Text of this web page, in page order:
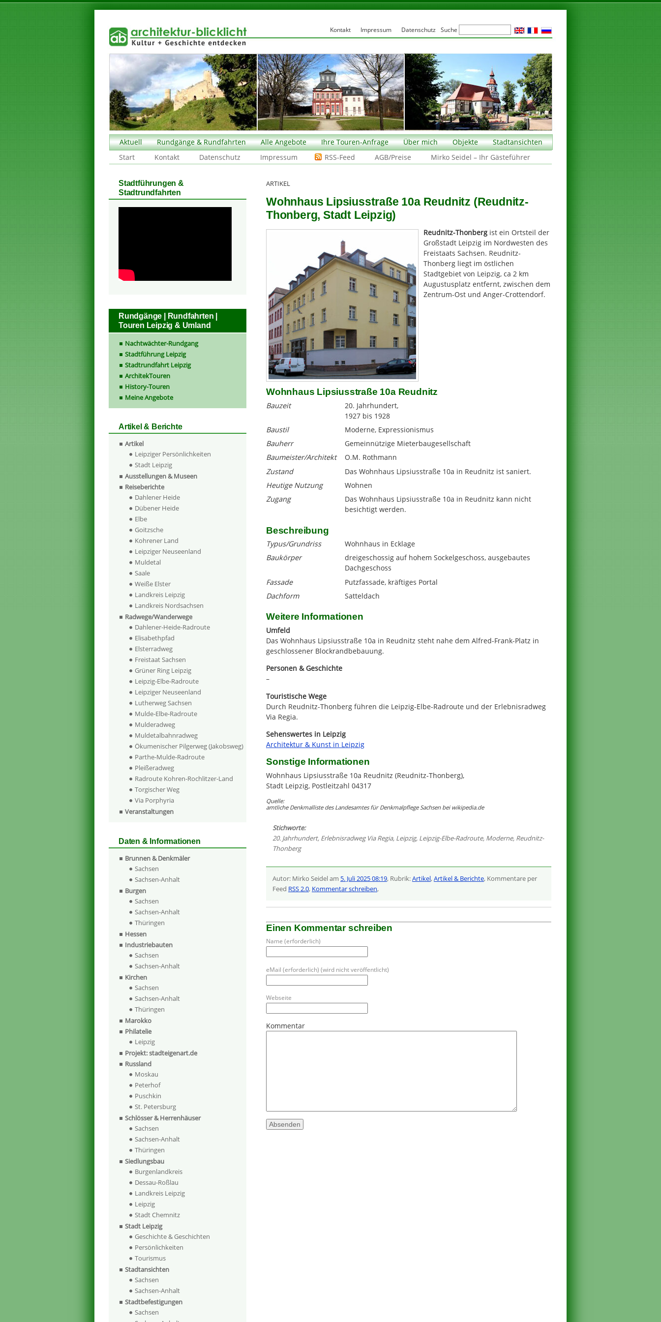
Aktuell Rundgänge & Rundfahrten Alle Angebote Ihre Touren-Anfrage Über mich Objekte
Stadtansichten
Start
Kontakt Datenschutz Impressum RSS-Feed AGB/Preise Mirko Seidel – Ihr Gästeführer
ARTIKEL
Wohnhaus Lipsiusstraße 10a Reudnitz (Reudnitz-
Thonberg, Stadt Leipzig)
Reudnitz-Thonberg ist ein Ortsteil der
Großstadt Leipzig im Nordwesten des
Freistaats Sachsen. Reudnitz-
Thonberg liegt im östlichen
Stadtgebiet von Leipzig, ca 2 km
Augustusplatz entfernt, zwischen dem
Zentrum-Ost und Anger-Crottendorf.
Wohnhaus Lipsiusstraße 10a Reudnitz
Bauzeit
20. Jahrhundert,
1927 bis 1928
Baustil
Moderne, Expressionismus
Bauherr
Gemeinnützige Mieterbaugesellschaft
Baumeister/Architekt
O.M. Rothmann
Zustand
Das Wohnhaus Lipsiusstraße 10a in Reudnitz ist saniert.
Heutige Nutzung
Wohnen
Zugang
Das Wohnhaus Lipsiusstraße 10a in Reudnitz kann nicht
besichtigt werden.
Beschreibung
Typus/Grundriss
Wohnhaus in Ecklage
Baukörper
dreigeschossig auf hohem Sockelgeschoss, ausgebautes
Dachgeschoss
Fassade
Putzfassade, kräftiges Portal
Dachform
Satteldach
Weitere Informationen
Umfeld
Das Wohnhaus Lipsiusstraße 10a in Reudnitz steht nahe dem Alfred-Frank-Platz in
geschlossener Blockrandbebauung.
Personen & Geschichte
–
Touristische Wege
Durch Reudnitz-Thonberg führen die Leipzig-Elbe-Radroute und der Erlebnisradweg
Via Regia.
Sehenswertes in Leipzig
Architektur & Kunst in Leipzig
Sonstige Informationen
Wohnhaus Lipsiusstraße 10a Reudnitz (Reudnitz-Thonberg),
Stadt Leipzig, Postleitzahl 04317
Quelle:
amtliche Denkmalliste des Landesamtes für Denkmalpflege Sachsen bei wikipedia.de
Stichworte:
20. Jahrhundert, Erlebnisradweg Via Regia, Leipzig, Leipzig-Elbe-Radroute, Moderne, Reudnitz-
Thonberg
Autor: Mirko Seidel am 5. Juli 2025 08:19, Rubrik:Artikel,Artikel & Berichte, Kommentare per
Feed RSS 2.0, Kommentar schreiben,
Einen Kommentar schreiben
Name (erforderlich)
eMail (erforderlich) (wird nicht veröffentlicht)
Webseite
Kommentar
Stadtführungen &
Stadtrundfahrten
Rundgänge | Rundfahrten |
Touren Leipzig & Umland
Nachtwächter-Rundgang
Stadtführung Leipzig
Stadtrundfahrt Leipzig
ArchitekTouren
History-Touren
Meine Angebote
Artikel & Berichte
Artikel
Leipziger Persönlichkeiten
Stadt Leipzig
Ausstellungen & Museen
Reiseberichte
Dahlener Heide
Dübener Heide
Elbe
Goitzsche
Kohrener Land
Leipziger Neuseenland
Muldetal
Saale
Weiße Elster
Landkreis Leipzig
Landkreis Nordsachsen
Radwege/Wanderwege
Dahlener-Heide-Radroute
Elisabethpfad
Elsterradweg
Freistaat Sachsen
Grüner Ring Leipzig
Leipzig-Elbe-Radroute
Leipziger Neuseenland
Lutherweg Sachsen
Mulde-Elbe-Radroute
Mulderadweg
Muldetalbahnradweg
Ökumenischer Pilgerweg (Jakobsweg)
Parthe-Mulde-Radroute
Pleißeradweg
Radroute Kohren-Rochlitzer-Land
Torgischer Weg
Via Porphyria
Veranstaltungen
Daten & Informationen
Brunnen & Denkmäler
Sachsen
Sachsen-Anhalt
Burgen
Sachsen
Sachsen-Anhalt
Thüringen
Hessen
Industriebauten
Sachsen
Sachsen-Anhalt
Kirchen
Sachsen
Sachsen-Anhalt
Thüringen
Marokko
Philatelie
Leipzig
Projekt: stadteigenart.de
Russland
Moskau
Peterhof
Puschkin
St. Petersburg
Schlösser & Herrenhäuser
Sachsen
Sachsen-Anhalt
Thüringen
Siedlungsbau
Burgenlandkreis
Dessau-Roßlau
Landkreis Leipzig
Leipzig
Stadt Chemnitz
Stadt Leipzig
Geschichte & Geschichten
Persönlichkeiten
Tourismus
Stadtansichten
Sachsen
Sachsen-Anhalt
Stadtbefestigungen
Sachsen
Kontakt Impressum Datenschutz Suche